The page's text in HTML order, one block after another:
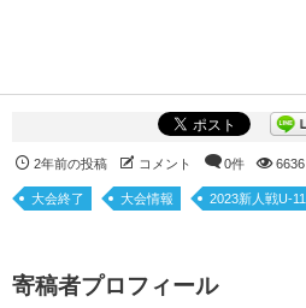
2年前の投稿 コメント 0件 6636
大会終了 大会情報 2023新人戦U-11
寄稿者プロフィール